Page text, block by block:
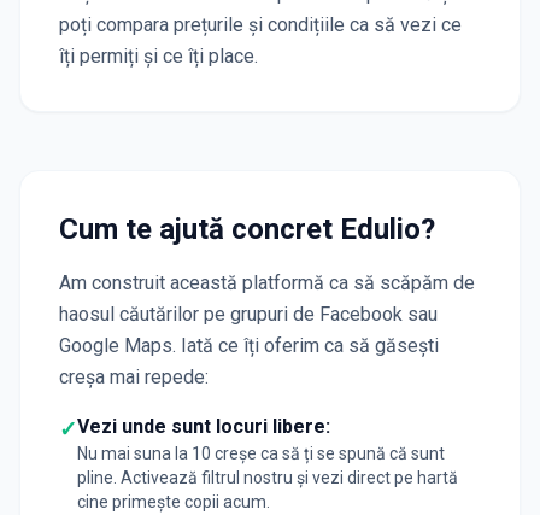
poți compara prețurile și condițiile ca să vezi ce
îți permiți și ce îți place.
Cum te ajută concret Edulio?
Am construit această platformă ca să scăpăm de
haosul căutărilor pe grupuri de Facebook sau
Google Maps. Iată ce îți oferim ca să găsești
creșa mai repede:
✓Vezi unde sunt locuri libere:
Nu mai suna la 10 creșe ca să ți se spună că sunt
pline. Activează filtrul nostru și vezi direct pe hartă
cine primește copii acum.